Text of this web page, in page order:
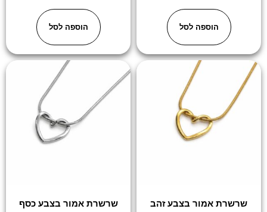
הוספה לסל הוספה לסל
שרשרת אמור בצבע זהב שרשרת אמור בצבע כסף